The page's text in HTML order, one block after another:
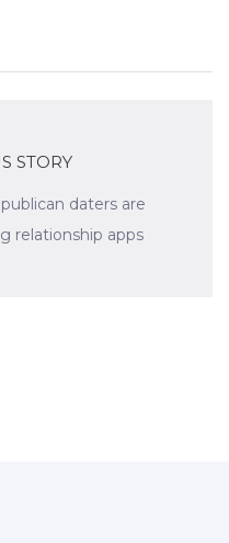
STORY
daters are
relationship apps